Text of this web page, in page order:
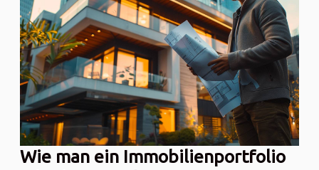
Wie man ein Immobilienportfolio